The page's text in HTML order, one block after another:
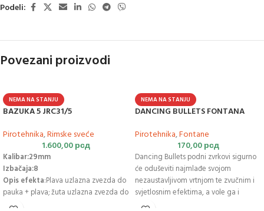
Podeli:
Povezani proizvodi
NEMA NA STANJU
BAZUKA 5 JRC31/5
Pirotehnika,Rimske sveće
1.600,00рсд
Kalibar:29mm
Izbačaja:8
Opis efekta:Plava uzlazna zvezda do
pauka + plava; žuta uzlazna zvezda do
žute i bele strob peonije; brokatni rep
NEMA NA STANJU
DANCING BULLETS FONTANA
Pirotehnika,Fontane
170,00рсд
Dancing Bullets podni zvrkovi sigurno
će oduševiti najmlađe svojom
nezaustavljivom vrtnjom te zvučnim i
svjetlosnim efektima, a vole ga i
stariji.Sadrži 5 komada u kutiji.